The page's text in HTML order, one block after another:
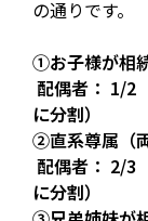
の通りです。
①お子様が相
配偶者： 1/
に分割）
②直系尊属（
配偶者： 2/3
に分割）